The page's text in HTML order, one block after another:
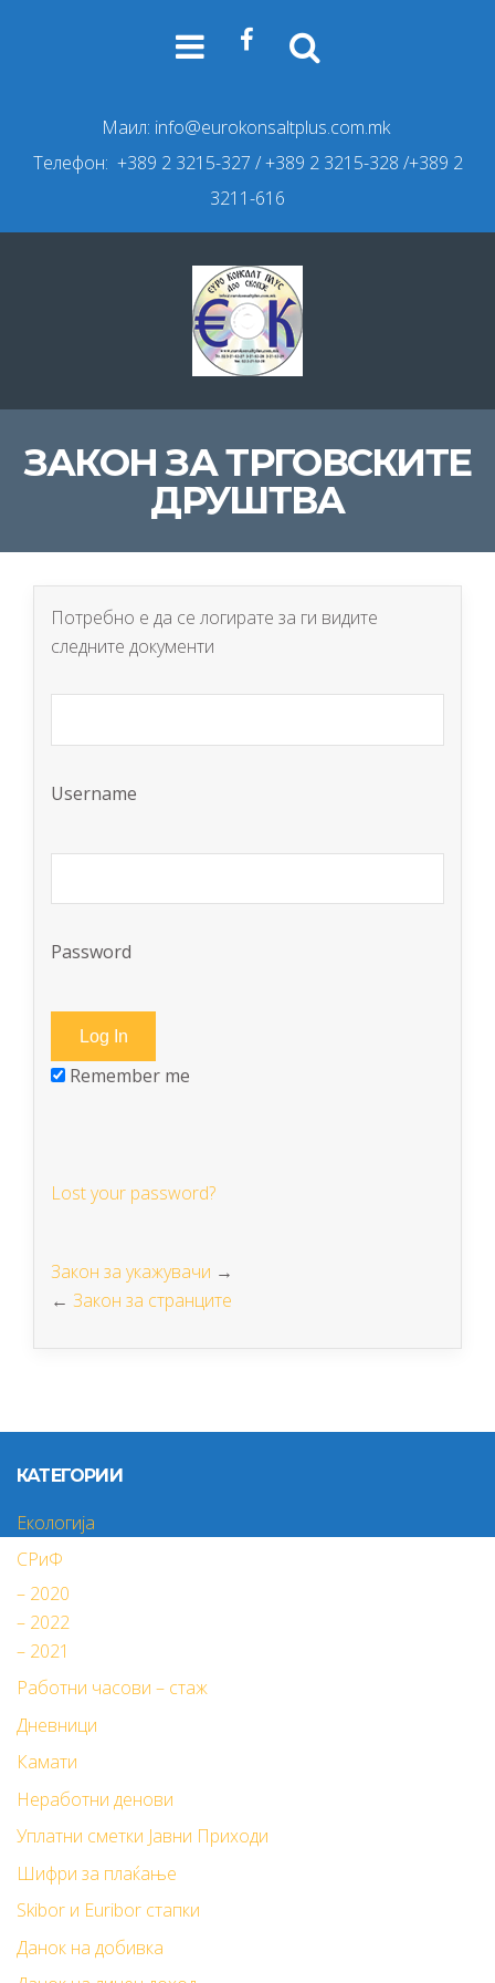
Маил: info@eurokonsaltplus.com.mk
Телефон: +389 2 3215-327 / +389 2 3215-328 /+389 2
3211-616
ЗАКОН ЗА ТРГОВСКИТЕ
ДРУШТВА
Потребно е да се логирате за ги видите
следните документи
Username
Password
Remember me
Lost your password?
Закон за укажувачи →
← Закон за странците
КАТЕГОРИИ
Екологија
СРиФ
– 2020
– 2022
– 2021
Работни часови – стаж
Дневници
Камати
Неработни денови
Уплатни сметки Јавни Приходи
Шифри за плаќање
Skibor и Euribor стапки
Данок на добивка